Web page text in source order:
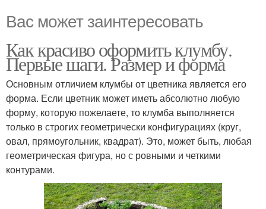
Вас может заинтересовать
Как красиво оформить клумбу.
Первые шаги. Размер и форма
Основным отличием клумбы от цветника является его
форма. Если цветник может иметь абсолютно любую
форму, которую пожелаете, то клумба выполняется
только в строгих геометрически конфигурациях (круг,
овал, прямоугольник, квадрат). Это, может быть, любая
геометрическая фигура, но с ровными и четкими
контурами.